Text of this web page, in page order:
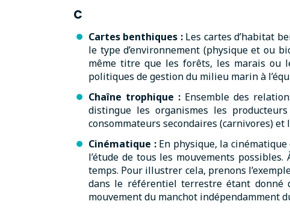
C
Cartes benthiques :Les cartes d’habitat
le type d’environnement (physique et ou
même titre que les forêts, les marais ou
politiques de gestion du milieu marin à
Chaîne trophique : Ensemble des
distingue les organismes les
consommateurs secondaires (carnivores) et
Cinématique :En physique, la cinématique
l’étude de tous les mouvements
temps. Pour illustrer cela, prenons
dans le référentiel terrestre étant donné
mouvement du manchot indépendamment